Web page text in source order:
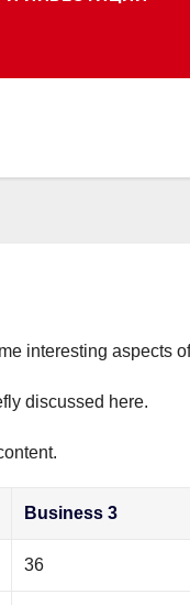
interesting aspects
discussed here.
Business 3
36